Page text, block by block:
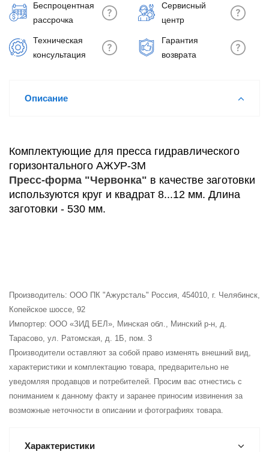
Беспроцентная
рассрочка
Сервисный
центр
Техническая
консультация
Гарантия
возврата
Описание
Комплектующие для пресса гидравлического
горизонтального АЖУР-3М
Пресс-форма "Червонка" в качестве заготовки
используются круг и квадрат 8...12 мм. Длина
заготовки - 530 мм.
Производитель: ООО ПК "Ажурсталь" Россия, 454010, г. Челябинск,
Копейское шоссе, 92
Импортер: ООО «ЗИД БЕЛ», Минская обл., Минский р-н, д.
Тарасово, ул. Ратомская, д. 1Б, пом. 3
Производители оставляют за собой право изменять внешний вид,
характеристики и комплектацию товара, предварительно не
уведомляя продавцов и потребителей. Просим вас отнестись с
пониманием к данному факту и заранее приносим извинения за
возможные неточности в описании и фотографиях товара.
Характеристики